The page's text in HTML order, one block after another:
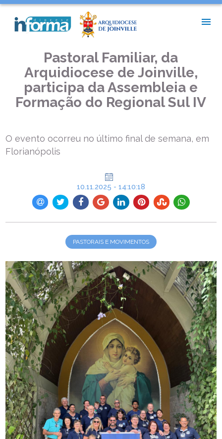
PASTORAL FAMILIAR, DA ARQUIDIOCESE DE JOINVILLE,
PARTICIPA DA ASSEMBLEIA E FORMAÇÃO DO REGIONAL SUL IV
Pastoral Familiar, da
Arquidiocese de Joinville,
participa da Assembleia e
Formação do Regional Sul IV
O evento ocorreu no último final de semana, em
Florianópolis
10.11.2025 - 14:10:18
PASTORAIS E MOVIMENTOS